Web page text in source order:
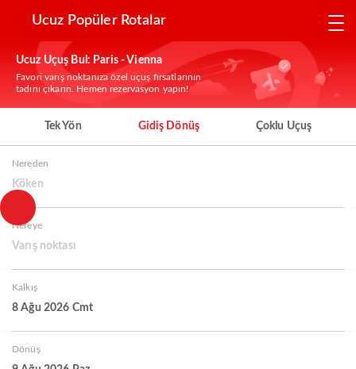
Ucuz Popüler Rotalar
Ucuz Uçuş Bul: Paris - Vienna
Favori varış noktanıza özel uçuş fırsatlarının
tadını çıkarın. Hemen rezervasyon yapın!
Tek Yön Gidiş Dönüş Çoklu Uçuş
Nereden
Köken
Nereye
Varış noktası
Kalkış
8 Ağu 2026 Cmt
Dönüş